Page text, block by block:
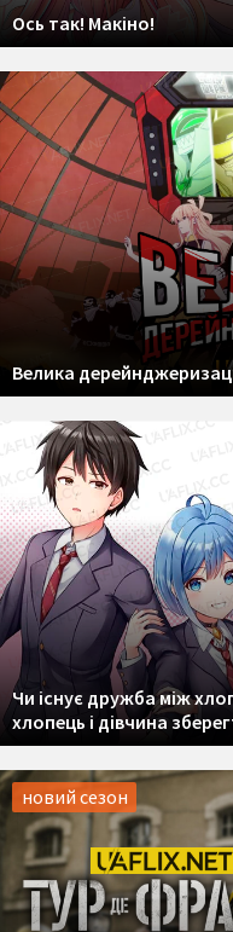
Ось так! Макіно!
Велика
Чи існує дружба між
хлопець і дівчина
новий сезон